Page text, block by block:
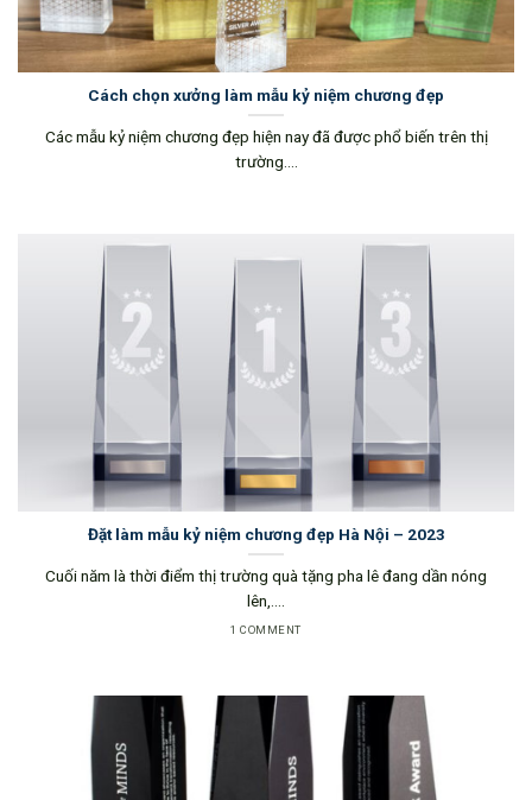
Cách chọn xưởng làm mẫu kỷ niệm chương đẹp
Các mẫu kỷ niệm chương đẹp hiện nay đã được phổ biến trên thị
trường....
Đặt làm mẫu kỷ niệm chương đẹp Hà Nội – 2023
Cuối năm là thời điểm thị trường quà tặng pha lê đang dần nóng
lên,....
1 COMMENT